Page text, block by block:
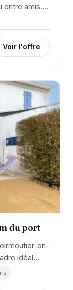
entre amis.
de...
Voir l'offre
du port
en-
idéal